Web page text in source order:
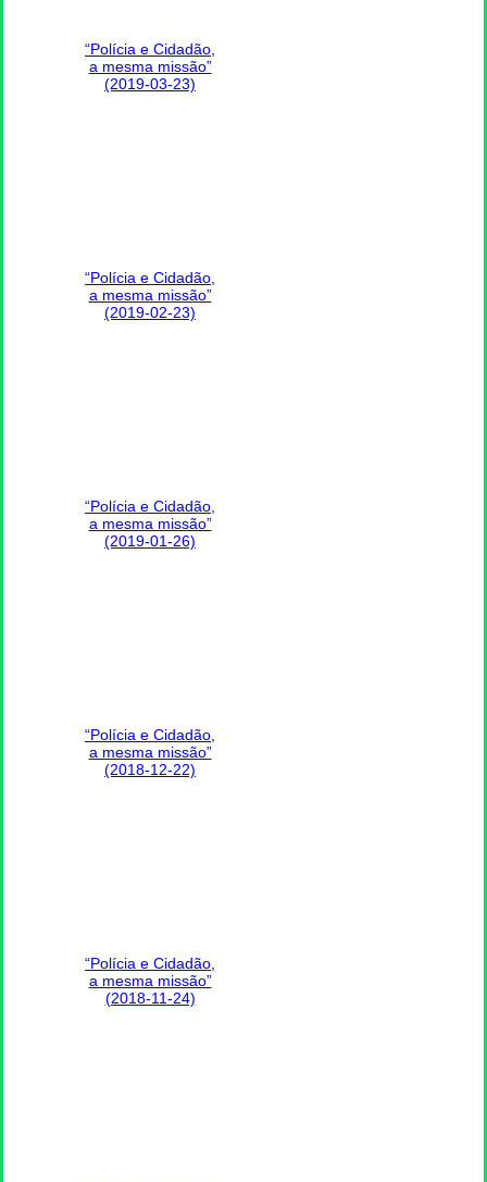
“Polícia e Cidadão,
a mesma missão”
(2019-03-23)
“Polícia e Cidadão,
a mesma missão”
(2019-02-23)
“Polícia e Cidadão,
a mesma missão”
(2019-01-26)
“Polícia e Cidadão,
a mesma missão”
(2018-12-22)
“Polícia e Cidadão,
a mesma missão”
(2018-11-24)